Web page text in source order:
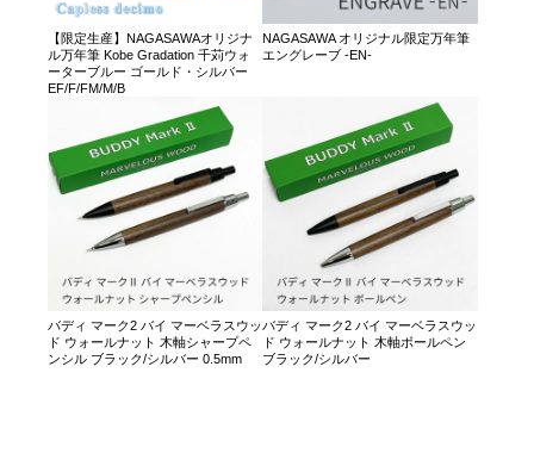
【限定生産】NAGASAWAオリジナ
ル万年筆 Kobe Gradation 千苅ウォ
ーターブルー ゴールド・シルバー
EF/F/FM/M/B
NAGASAWA オリジナル限定万年筆
エングレーブ -EN-
バディ マーク2 バイ マーベラスウッ
ド ウォールナット 木軸シャープペ
ンシル ブラック/シルバー 0.5mm
バディ マーク2 バイ マーベラスウッ
ド ウォールナット 木軸ボールペン
ブラック/シルバー